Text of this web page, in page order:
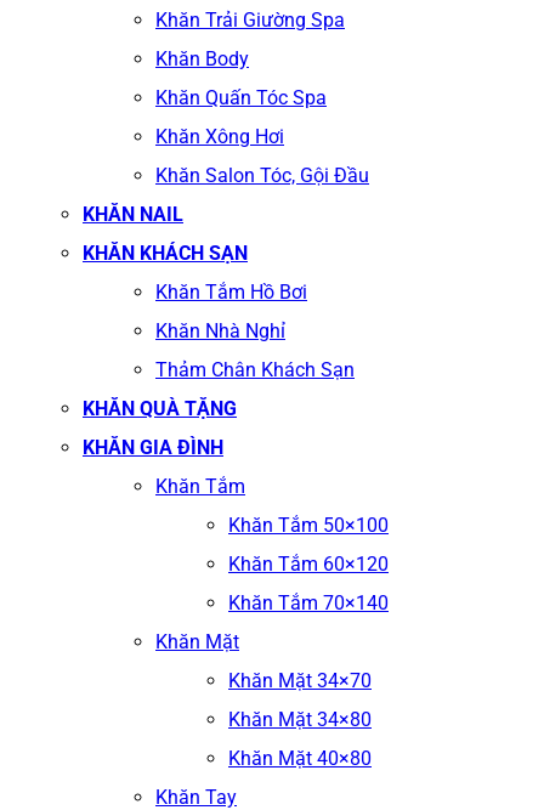
Khăn Trải Giường Spa
Khăn Body
Khăn Quấn Tóc Spa
Khăn Xông Hơi
Khăn Salon Tóc, Gội Đầu
KHĂN NAIL
KHĂN KHÁCH SẠN
Khăn Tắm Hồ Bơi
Khăn Nhà Nghỉ
Thảm Chân Khách Sạn
KHĂN QUÀ TẶNG
KHĂN GIA ĐÌNH
Khăn Tắm
Khăn Tắm 50×100
Khăn Tắm 60×120
Khăn Tắm 70×140
Khăn Mặt
Khăn Mặt 34×70
Khăn Mặt 34×80
Khăn Mặt 40×80
Khăn Tay